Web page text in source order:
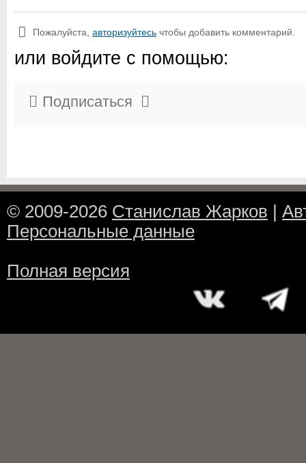
Пожалуйста, авторизуйтесь чтобы добавить комментарий.
или войдите с помощью:
Подписаться
© 2009-2026 Станислав Жарков
Персональные данные
Полная версия